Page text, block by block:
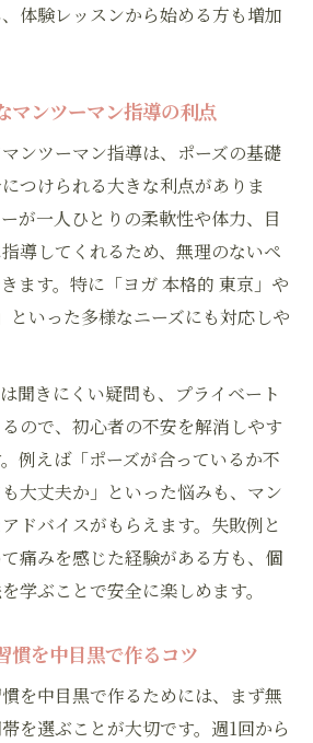
のペースを守りながら健康習慣
継続しやすいヨガのポイント解
目黒エリアで静けさを味わうヨ
て癒しあふれる目黒区の暮らし
で静けさ満喫のヨガ時間
目黒で叶う静寂なヨガの魅力
トヨガで集中力が高まる理由
かしたヨガ時間の過ごし方提案
健康習慣をヨガで手に入れる方
しを感じるヨガ体験のポイント
区の生活に与える癒し効果とは
トヨガで感じる心身のリラック
体験レッスンから始める方も増加
マンツーマン指導の利点
ンツーマン指導は、ポーズの基礎
つけられる大きな利点がありま
が一人ひとりの柔軟性や体力、目
導してくれるため、無理のないペ
ます。特に「ヨガ 本格的 東京」や
といった多様なニーズにも対応しや
聞きにくい疑問も、プライベート
ので、初心者の不安を解消しやす
例えば「ポーズが合っているか不
大丈夫か」といった悩みも、マン
ドバイスがもらえます。失敗例と
痛みを感じた経験がある方も、個
学ぶことで安全に楽しめます。
慣を中目黒で作るコツ
を中目黒で作るためには、まず無
を選ぶことが大切です。週1回から